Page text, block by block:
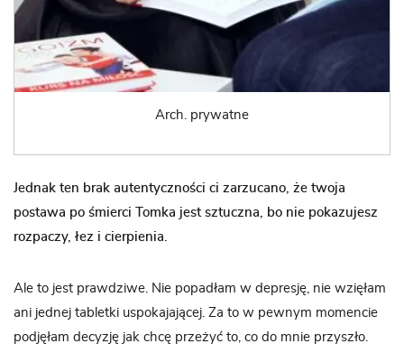
Arch. prywatne
Jednak ten brak autentyczności ci zarzucano, że twoja
postawa po śmierci Tomka jest sztuczna, bo nie pokazujesz
rozpaczy, łez i cierpienia.
Ale to jest prawdziwe. Nie popadłam w depresję, nie wzięłam
ani jednej tabletki uspokajającej. Za to w pewnym momencie
podjęłam decyzję jak chcę przeżyć to, co do mnie przyszło.